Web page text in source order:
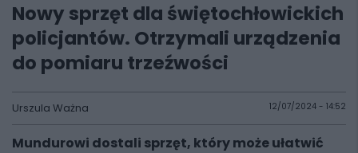
Nowy sprzęt dla świętochłowickich
policjantów. Otrzymali urządzenia
do pomiaru trzeźwości
Urszula Ważna 12/07/2024 - 14:52
Mundurowi dostali sprzęt, który może ułatwić